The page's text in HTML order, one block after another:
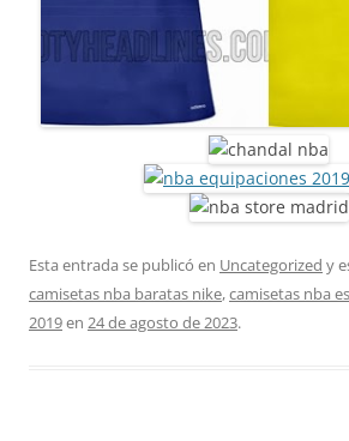
Esta entrada se publicó en Uncategorized y
camisetas nba baratas nike,camisetas nba
2019en 24 de agosto de 2023.